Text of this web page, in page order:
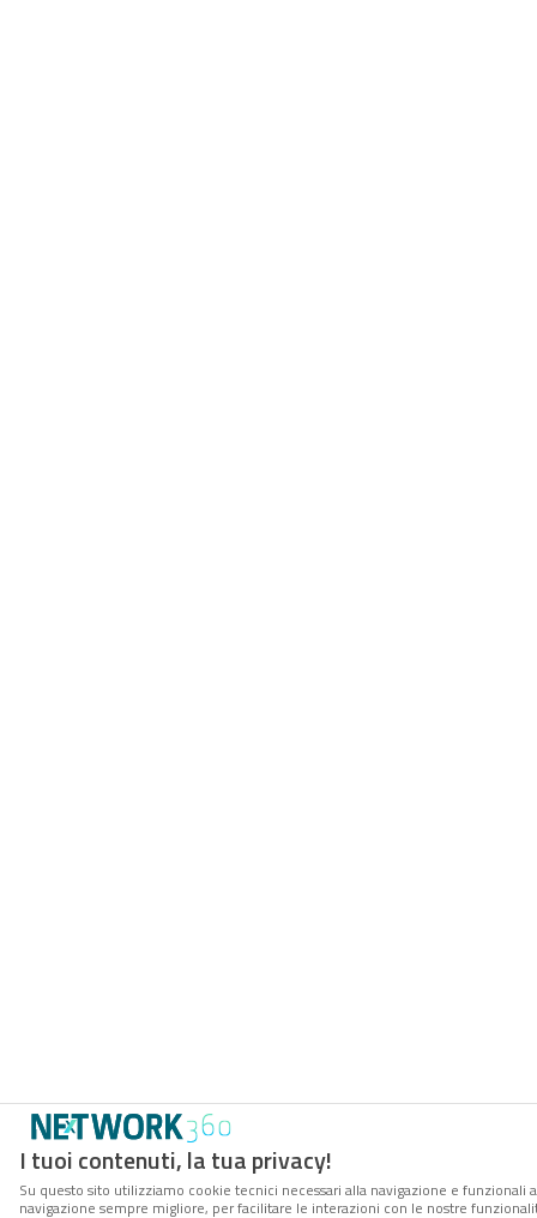
I tuoi contenuti, la tua privacy!
Su questo sito utilizziamo cookie tecnici necessari alla navigazione e
navigazione sempre migliore, per facilitare le interazioni con le nostre